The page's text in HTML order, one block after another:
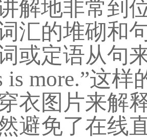
解地非常到
汇的堆砌和
或定语从句
is more.”这
衣图片来解
避免了在线